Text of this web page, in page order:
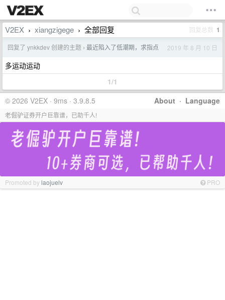
V2EX › xiangzigege › 全部回复 回复总数 1
回复了 ynkkdev 创建的主题 › 最近陷入了低潮期，求指点 2019 年 8 月 10 日
多运动运动
1/1
About · Language
© 2026 V2EX · 9ms · 3.9.8.5
老倔驴证券开户巨靠谱，已助千人!
Promoted bylaojuelv PRO